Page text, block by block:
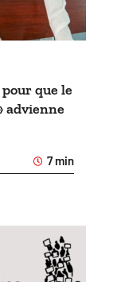
que le
advienne
7 min